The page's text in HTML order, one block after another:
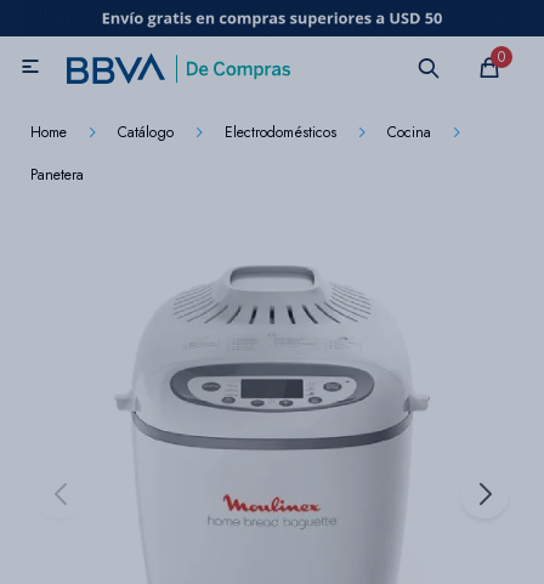
0

Home Catálogo Electrodomésticos
Cocina
Panetera
MI CUENTA
Electrodomésticos